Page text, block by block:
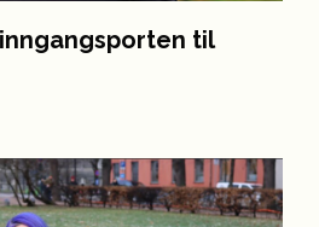
til